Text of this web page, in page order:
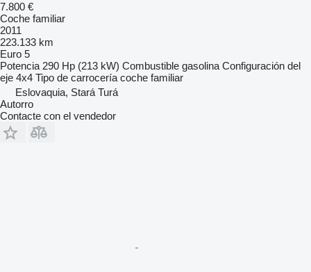
7.800 €
Coche familiar
2011
223.133 km
Euro 5
Potencia 290 Hp (213 kW) Combustible gasolina Configuración del
eje 4x4 Tipo de carrocería coche familiar
Eslovaquia, Stará Turá
Autorro
Contacte con el vendedor